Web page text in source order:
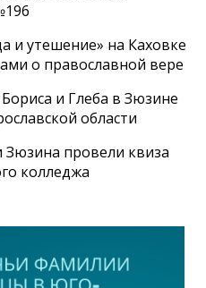
и утешение» на Каховке
о православной вере
и Глеба в Зюзине
области
провели квиза
колледжа